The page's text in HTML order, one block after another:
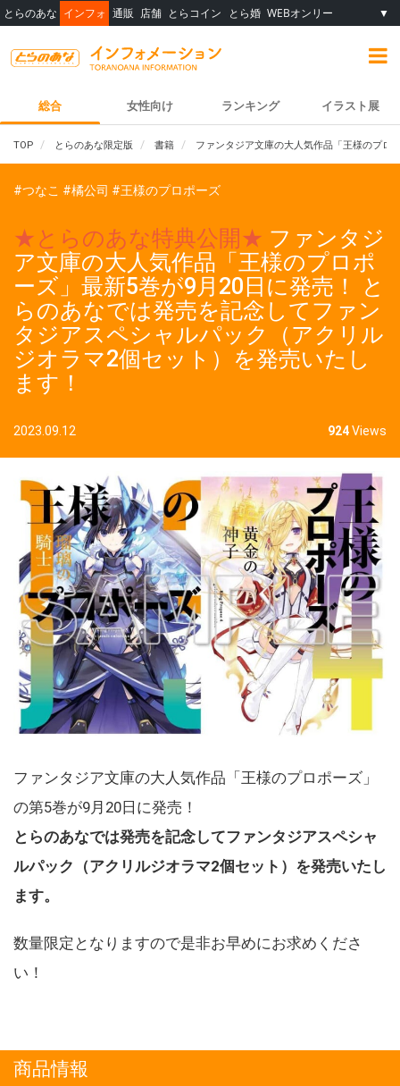
とらのあな インフォ 通販 店舗 とらコイン とら婚 WEBオンリー ▼
総合 女性向け ランキング イラスト展
TOP とらのあな限定版 書籍 ファンタジア文庫の大人気作品「王様のプロ
#つなこ #橘公司 #王様のプロポーズ
★とらのあな特典公開★ ファンタジ
ア文庫の大人気作品「王様のプロポ
ーズ」最新5巻が9月20日に発売！ と
らのあなでは発売を記念してファン
タジアスペシャルパック（アクリル
ジオラマ2個セット）を発売いたし
ます！
2023.09.12 924Views
ファンタジア文庫の大人気作品「王様のプロポーズ」
の第5巻が9月20日に発売！
とらのあなでは発売を記念してファンタジアスペシャ
ルパック（アクリルジオラマ2個セット）を発売いたし
ます。
数量限定となりますので是非お早めにお求めくださ
い！
商品情報